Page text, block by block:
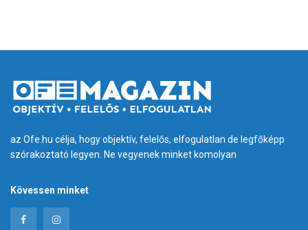
az Ofe.hu célja, hogy objektív, felelős, elfogulatlan de legfőképp
szórakoztató legyen. Ne vegyenek minket komolyan
Kövessen minket